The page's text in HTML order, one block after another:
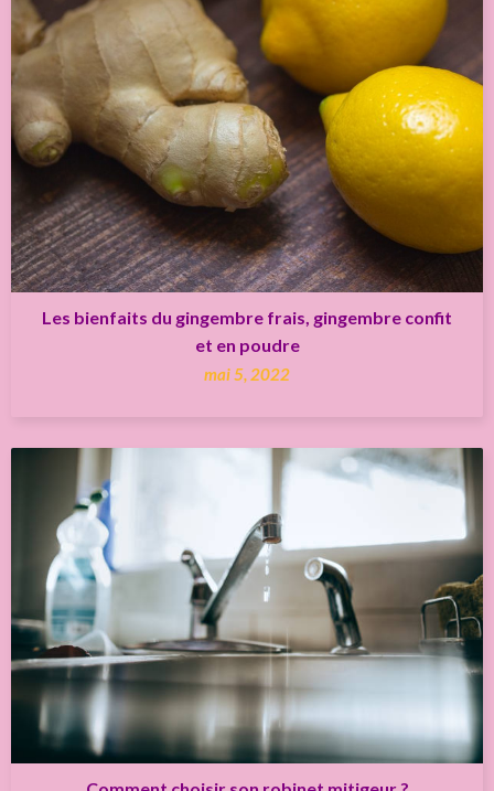
Les bienfaits du gingembre frais, gingembre confit
et en poudre
mai 5, 2022